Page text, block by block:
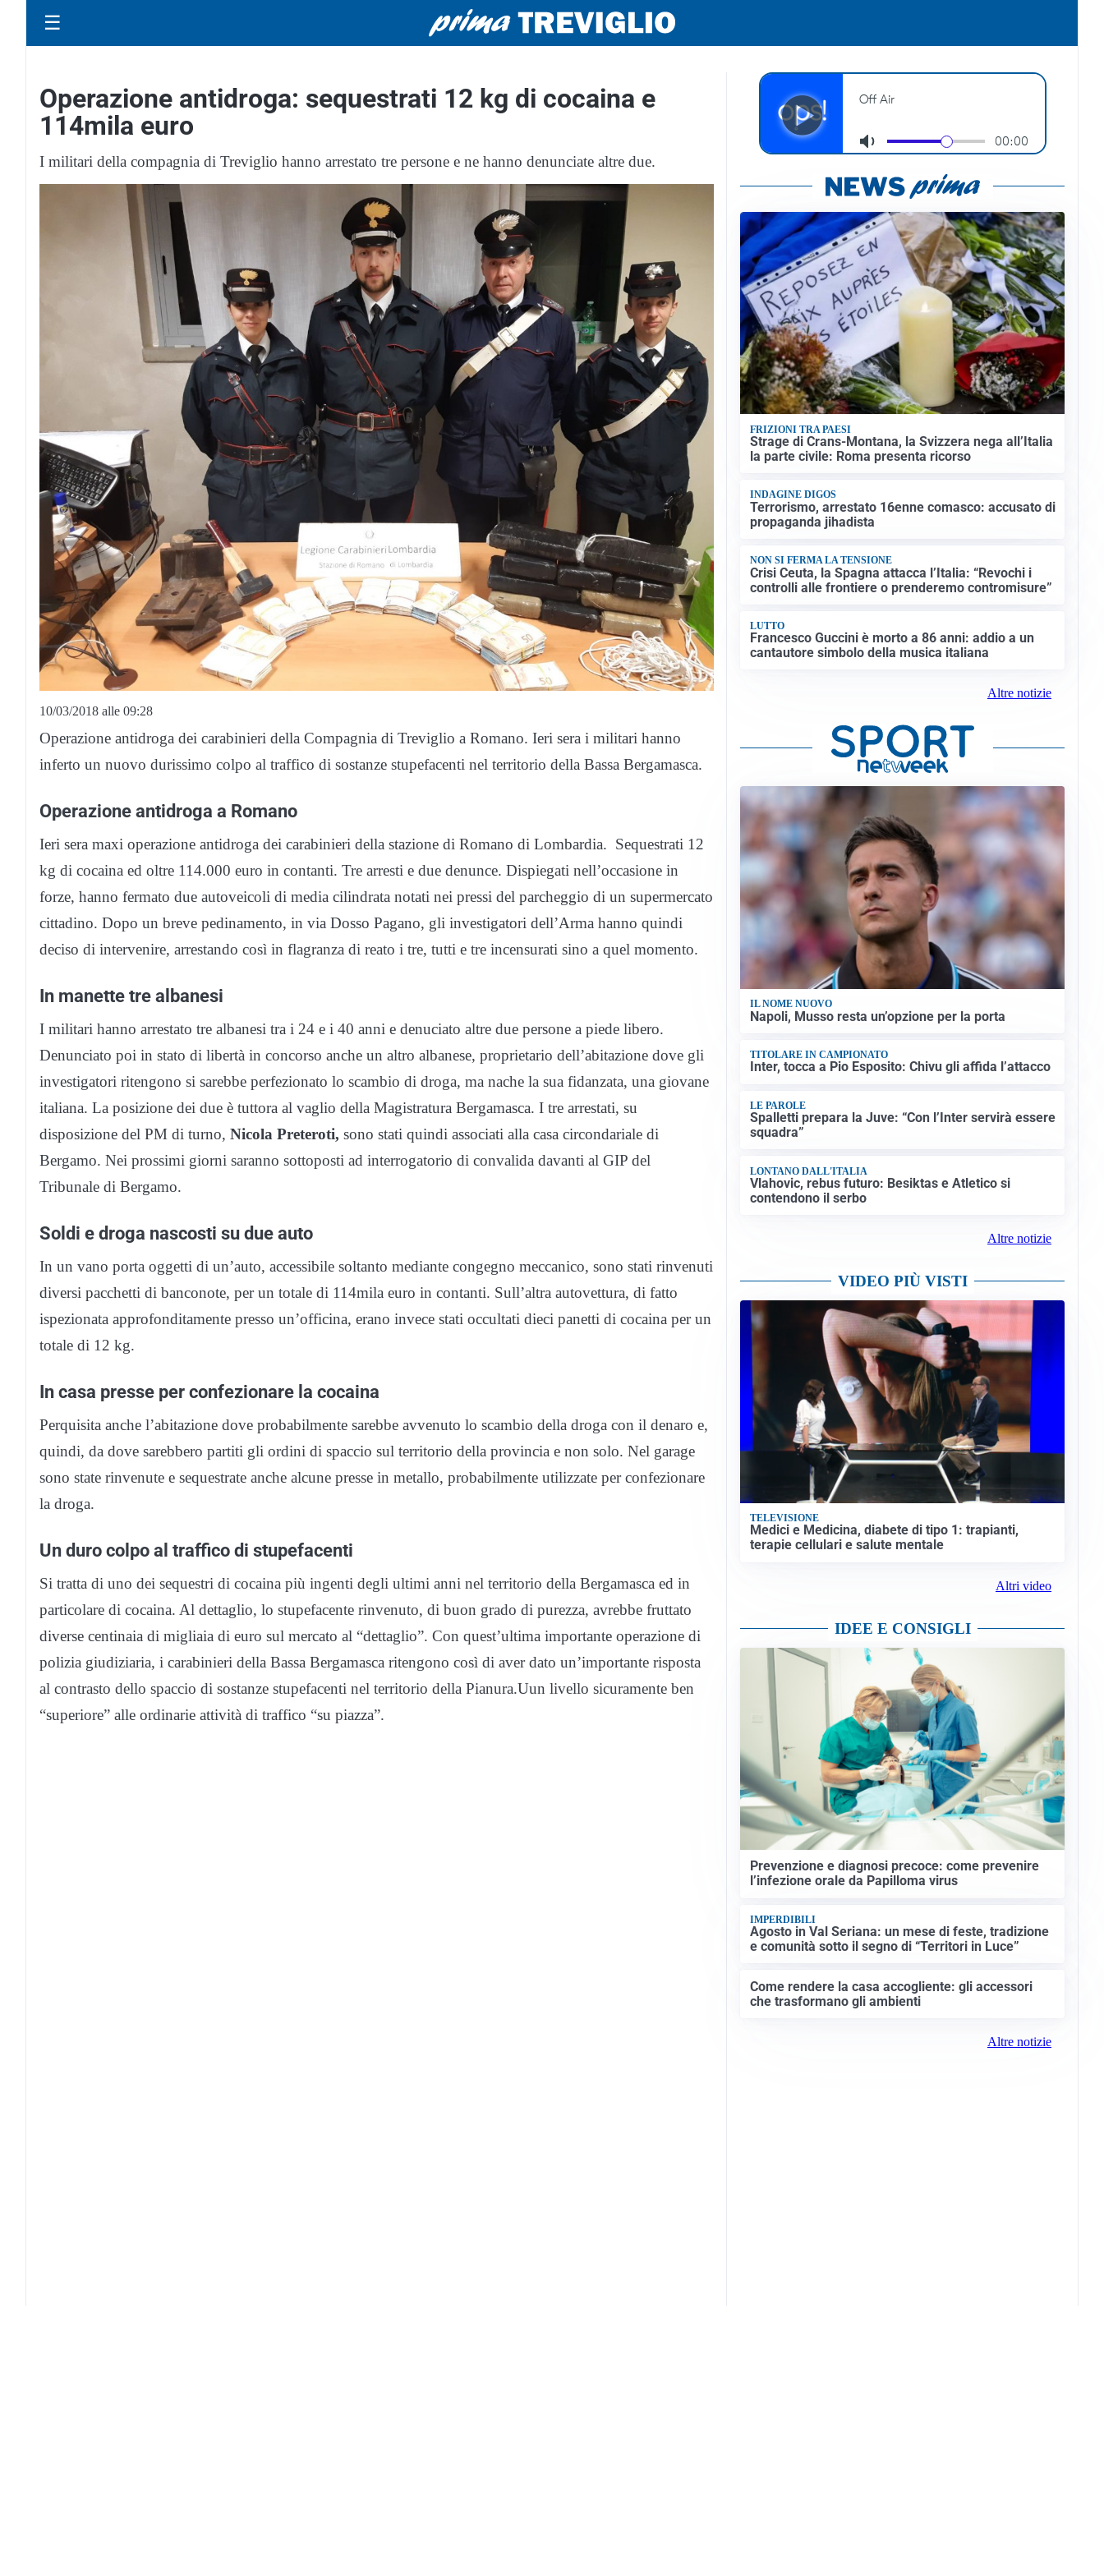
☰
Operazione antidroga: sequestrati 12 kg di cocaina e
114mila euro
I militari della compagnia di Treviglio hanno arrestato tre persone e ne hanno denunciate altre due.
10/03/2018 alle 09:28
Operazione antidroga dei carabinieri della Compagnia di Treviglio a Romano. Ieri sera i militari hanno
inferto un nuovo durissimo colpo al traffico di sostanze stupefacenti nel territorio della Bassa Bergamasca.
Operazione antidroga a Romano
Ieri sera maxi operazione antidroga dei carabinieri della stazione di Romano di Lombardia. Sequestrati 12
kg di cocaina ed oltre 114.000 euro in contanti. Tre arresti e due denunce. Dispiegati nell’occasione in
forze, hanno fermato due autoveicoli di media cilindrata notati nei pressi del parcheggio di un supermercato
cittadino. Dopo un breve pedinamento, in via Dosso Pagano, gli investigatori dell’Arma hanno quindi
deciso di intervenire, arrestando così in flagranza di reato i tre, tutti e tre incensurati sino a quel momento.
In manette tre albanesi
I militari hanno arrestato tre albanesi tra i 24 e i 40 anni e denuciato altre due persone a piede libero.
Denunciato poi in stato di libertà in concorso anche un altro albanese, proprietario dell’abitazione dove gli
investigatori ritengono si sarebbe perfezionato lo scambio di droga, ma nache la sua fidanzata, una giovane
italiana. La posizione dei due è tuttora al vaglio della Magistratura Bergamasca. I tre arrestati, su
disposizione del PM di turno, Nicola Preteroti, sono stati quindi associati alla casa circondariale di
Bergamo. Nei prossimi giorni saranno sottoposti ad interrogatorio di convalida davanti al GIP del
Tribunale di Bergamo.
Soldi e droga nascosti su due auto
In un vano porta oggetti di un’auto, accessibile soltanto mediante congegno meccanico, sono stati rinvenuti
diversi pacchetti di banconote, per un totale di 114mila euro in contanti. Sull’altra autovettura, di fatto
ispezionata approfonditamente presso un’officina, erano invece stati occultati dieci panetti di cocaina per un
totale di 12 kg.
In casa presse per confezionare la cocaina
Perquisita anche l’abitazione dove probabilmente sarebbe avvenuto lo scambio della droga con il denaro e,
quindi, da dove sarebbero partiti gli ordini di spaccio sul territorio della provincia e non solo. Nel garage
sono state rinvenute e sequestrate anche alcune presse in metallo, probabilmente utilizzate per confezionare
la droga.
Un duro colpo al traffico di stupefacenti
Si tratta di uno dei sequestri di cocaina più ingenti degli ultimi anni nel territorio della Bergamasca ed in
particolare di cocaina. Al dettaglio, lo stupefacente rinvenuto, di buon grado di purezza, avrebbe fruttato
diverse centinaia di migliaia di euro sul mercato al “dettaglio”. Con quest’ultima importante operazione di
polizia giudiziaria, i carabinieri della Bassa Bergamasca ritengono così di aver dato un’importante risposta
al contrasto dello spaccio di sostanze stupefacenti nel territorio della Pianura.Uun livello sicuramente ben
“superiore” alle ordinarie attività di traffico “su piazza”.
FRIZIONI TRA PAESI
Strage di Crans-Montana, la Svizzera nega all’Italia
la parte civile: Roma presenta ricorso
INDAGINE DIGOS
Terrorismo, arrestato 16enne comasco: accusato di
propaganda jihadista
NON SI FERMA LA TENSIONE
Crisi Ceuta, la Spagna attacca l’Italia: “Revochi i
controlli alle frontiere o prenderemo contromisure”
LUTTO
Francesco Guccini è morto a 86 anni: addio a un
cantautore simbolo della musica italiana
Altre notizie
IL NOME NUOVO
Napoli, Musso resta un’opzione per la porta
TITOLARE IN CAMPIONATO
Inter, tocca a Pio Esposito: Chivu gli affida l’attacco
LE PAROLE
Spalletti prepara la Juve: “Con l’Inter servirà essere
squadra”
LONTANO DALL'ITALIA
Vlahovic, rebus futuro: Besiktas e Atletico si
contendono il serbo
Altre notizie
VIDEO PIÙ VISTI
TELEVISIONE
Medici e Medicina, diabete di tipo 1: trapianti,
terapie cellulari e salute mentale
Altri video
IDEE E CONSIGLI
Prevenzione e diagnosi precoce: come prevenire
l’infezione orale da Papilloma virus
IMPERDIBILI
Agosto in Val Seriana: un mese di feste, tradizione
e comunità sotto il segno di “Territori in Luce”
Come rendere la casa accogliente: gli accessori
che trasformano gli ambienti
Altre notizie